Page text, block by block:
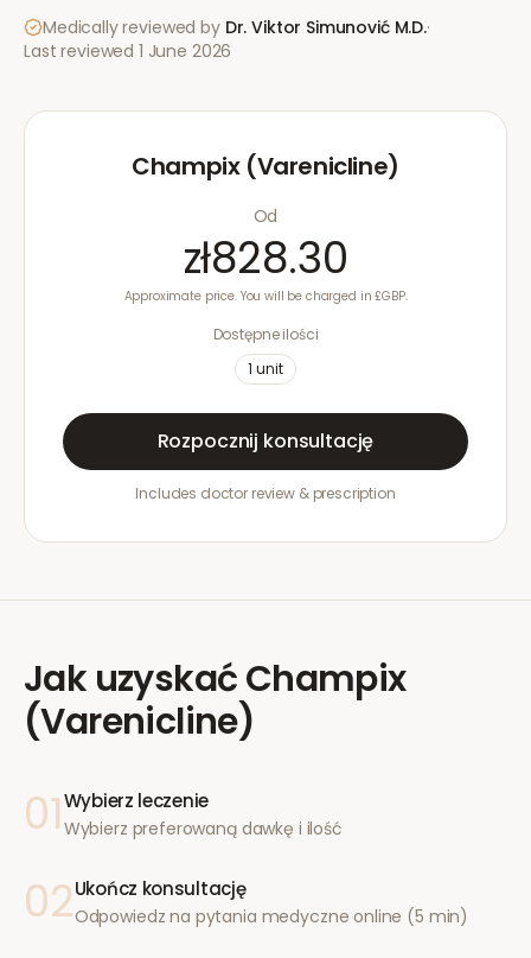
Medically reviewed by Dr. Viktor Simunović M.D.·
Last reviewed 1 June 2026
Champix (Varenicline)
Od
zł828.30
Approximate price. You will be charged in £GBP.
Dostępne ilości
1 unit
Rozpocznij konsultację
Includes doctor review & prescription
Jak uzyskaćChampix
(Varenicline)
01Wybierz leczenie
Wybierz preferowaną dawkę i ilość
02Ukończ konsultację
Odpowiedz na pytania medyczne online (5 min)